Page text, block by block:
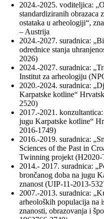
2024.-2025. voditeljica:
standardiziranih obrazaca
ostataka u arheologiji“,
– Austrija
2024.-2027. suradnica:
odrednice stanja
2026)
2024.-2027. suradnica:
Institut za arheologiju
2020.-2024. suradnica:
Karpatske kotline“
2520)
2017.-2021.
jugu Karpatske kotline“
2016-1749)
2016.-2019. suradnica:
Sciences of the Past in
Twinning projekt
2014.- 2017. suradnica:
brončanog doba na jugu
znanost (UIP-11-2013-
2007.-2013. suradnica:
arheoloških populacija na
znanosti, obrazovanja i